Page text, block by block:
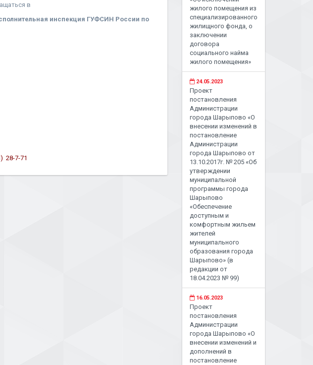
в
инспекция ГУФСИН России по
28-7-71
жилого помещения из
специализированного
жилищного фонда, о
заключении
договора
социального найма
жилого помещения»
24.05.2023
Проект
постановления
Администрации
города Шарыпово «О
внесении изменений в
постановление
Администрации
города Шарыпово от
13.10.2017г. № 205 «Об
утверждении
муниципальной
программы города
Шарыпово
«Обеспечение
доступным и
комфортным жильем
жителей
муниципального
образования города
Шарыпово» (в
редакции от
18.04.2023 № 99)
16.05.2023
Проект
постановления
Администрации
города Шарыпово «О
внесении изменений и
дополнений в
постановление